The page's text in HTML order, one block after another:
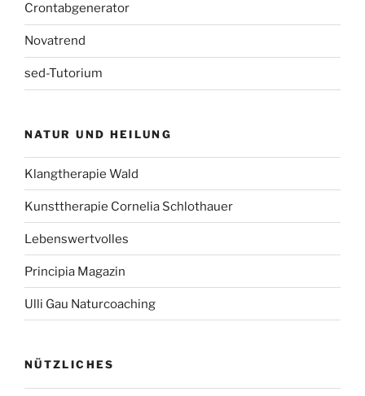
Crontabgenerator
Novatrend
sed-Tutorium
NATUR UND HEILUNG
Klangtherapie Wald
Kunsttherapie Cornelia Schlothauer
Lebenswertvolles
Principia Magazin
Ulli Gau Naturcoaching
NÜTZLICHES